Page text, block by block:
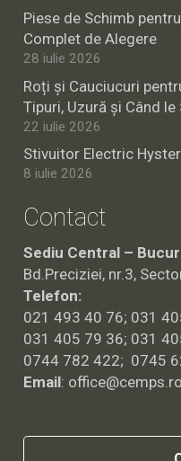
Piese de Schimb
Complet de Alegere
28 iulie 2026
Roți și Cauciucuri
Tipuri, Uzură și Când le
22 iulie 2026
Stivuitor Electric
8 iulie 2026
Contact
Sediu Central –
Bd.Preciziei, nr.3,
Telefon:
021 493 40 76; 031
031 405 79 36; 031
0744 782 422; 0745
Email: office@cemps.ro